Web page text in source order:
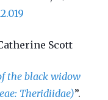
Scott
the black widow
Theridiidae)”.